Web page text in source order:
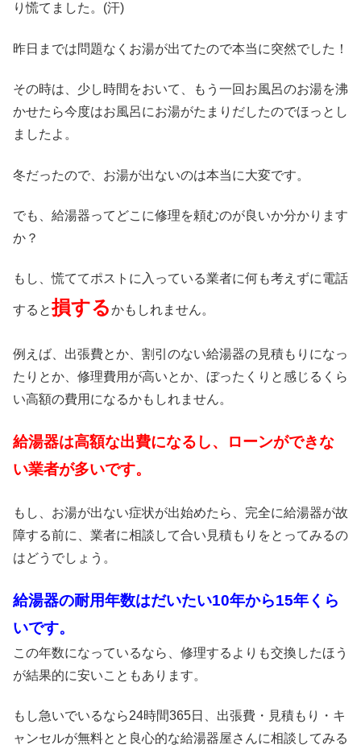
り慌てました。(汗)
昨日までは問題なくお湯が出てたので本当に突然でした！
その時は、少し時間をおいて、もう一回お風呂のお湯を沸
かせたら今度はお風呂にお湯がたまりだしたのでほっとし
ましたよ。
冬だったので、お湯が出ないのは本当に大変です。
でも、給湯器ってどこに修理を頼むのが良いか分かります
か？
もし、慌ててポストに入っている業者に何も考えずに電話
すると損するかもしれません。
例えば、出張費とか、割引のない給湯器の見積もりになっ
たりとか、修理費用が高いとか、ぼったくりと感じるくら
い高額の費用になるかもしれません。
給湯器は高額な出費になるし、ローンができな
い業者が多いです。
もし、お湯が出ない症状が出始めたら、完全に給湯器が故
障する前に、業者に相談して合い見積もりをとってみるの
はどうでしょう。
給湯器の耐用年数はだいたい10年から15年くら
いです。
この年数になっているなら、修理するよりも交換したほう
が結果的に安いこともあります。
もし急いでいるなら24時間365日、出張費・見積もり・キ
ャンセルが無料とと良心的な給湯器屋さんに相談してみる